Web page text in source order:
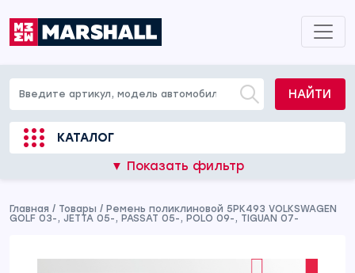
НАЙТИ
КАТАЛОГ
▼ Показать фильтр
Главная / Товары / Ремень поликлиновой 5PK493 VOLKSWAGEN
GOLF 03-, JETTA 05-, PASSAT 05-, POLO 09-, TIGUAN 07-